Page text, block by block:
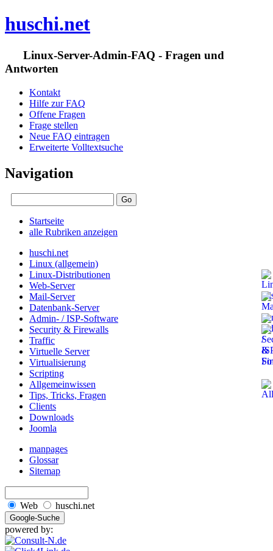
huschi.net
Linux-Server-Admin-FAQ - Fragen und
Antworten
Kontakt
Hilfe zur FAQ
Offene Fragen
Frage stellen
Neue FAQ eintragen
Erweiterte Volltextsuche
Navigation
Startseite
alle Rubriken anzeigen
huschi.net
Linux (allgemein)
Linux-Distributionen
Web-Server
Mail-Server
Datenbank-Server
Admin- / ISP-Software
Security & Firewalls
Traffic
Virtuelle Server
Virtualisierung
Scripting
Allgemeinwissen
Tips, Tricks, Fragen
Clients
Downloads
Joomla
manpages
Glossar
Sitemap
Web huschi.net
powered by: